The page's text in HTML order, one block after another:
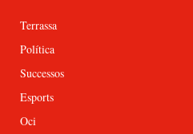
Terrassa
Política
Successos
Esports
Oci